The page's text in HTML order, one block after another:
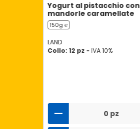
Yogurt al pistacchio con
mandorle caramellate
150g ℮
LAND
Collo: 12 pz - IVA 10%
0 pz